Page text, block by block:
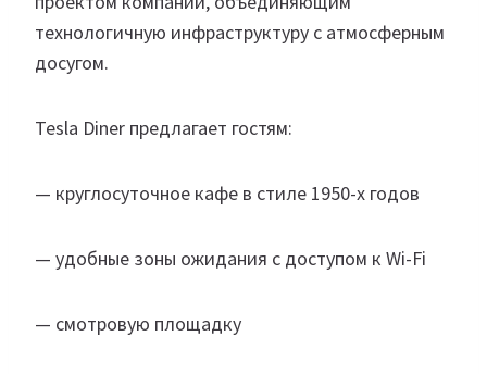
технологичную инфраструктуру с атмосферным
досугом.
Tesla Diner предлагает гостям:
— круглосуточное кафе в стиле 1950-х годов
— удобные зоны ожидания с доступом к Wi-Fi
— смотровую площадку